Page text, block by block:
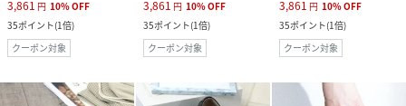
3,861 円 10%OFF
35ポイント(1倍)
クーポン対象
3,861 円 10%OFF
35ポイント(1倍)
クーポン対象
3,861 円 10%OFF
35ポイント(1倍)
クーポン対象